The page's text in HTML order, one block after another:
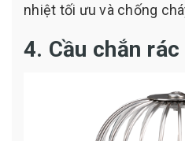
nhiệt tối ưu và chống
4. Cầu chắn rác